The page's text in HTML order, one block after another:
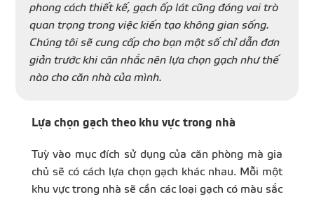
TIN SỰ KIỆN
phong cách thiết kế, gạch ốp lát cũng đóng vai trò
quan trọng trong việc kiến tạo không gian sống.
Chúng tôi sẽ cung cấp cho bạn một số chỉ dẫn đơn
giản trước khi cân nhắc nên lựa chọn gạch như thế
nào cho căn nhà của mình.
Lựa chọn gạch theo khu vực trong nhà
Tuỳ vào mục đích sử dụng của căn phòng mà gia
chủ sẽ có cách lựa chọn gạch khác nhau. Mỗi một
khu vực trong nhà sẽ cần các loại gạch có màu sắc